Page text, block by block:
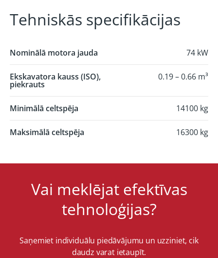
Tehniskās specifikācijas
Nominālā motora jauda 74 kW
Ekskavatora kauss (ISO),
piekrauts
0.19 – 0.66 m³
Minimālā celtspēja 14100 kg
Maksimālā celtspēja 16300 kg
Vai meklējat efektīvas
tehnoloģijas?
Saņemiet individuālu piedāvājumu un uzziniet, cik
daudz varat ietaupīt.